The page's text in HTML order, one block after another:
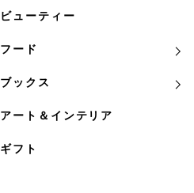
ビューティー
フード
ブックス
アート＆インテリア
ギフト